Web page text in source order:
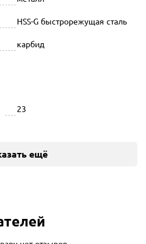
HSS-G быстрорежущая сталь
карбид
23
ещё